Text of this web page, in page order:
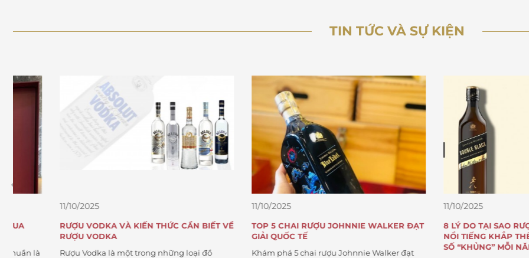
TIN TỨC VÀ SỰ KIỆN
11/10/2025
RƯỢU VODKA VÀ KIẾN THỨC CẦN BIẾT VỀ
RƯỢU VODKA
Rượu Vodka là một trong những loại đồ
11/10/2025
TOP 5 CHAI RƯỢU JOHNNIE WALKER ĐẠT
GIẢI QUỐC TẾ
Khám phá 5 chai rượu Johnnie Walker đạt
11/10/2025
8 LÝ DO TẠI SAO RƯỢU
NỔI TIẾNG KHẮP THẾ GIỚI
SỐ “KHỦNG” MỖI NĂM